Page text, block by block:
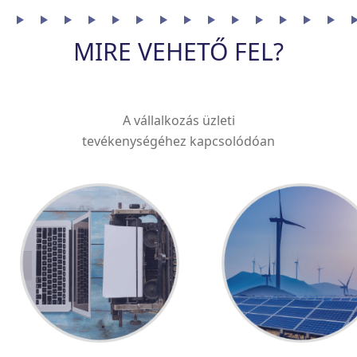
MIRE VEHETŐ FEL?
A vállalkozás üzleti
tevékenységéhez kapcsolódóan